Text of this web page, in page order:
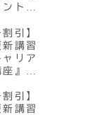
トに
5開
引】
講習
ャリア
』
10/24
引】
講習